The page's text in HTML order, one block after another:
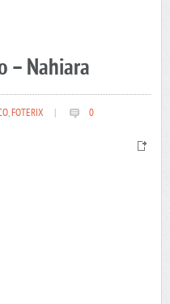
– Nahiara
,FOTERIX 0